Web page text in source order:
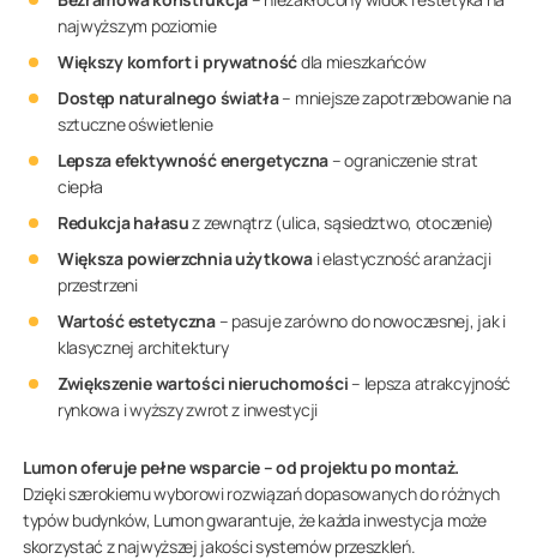
najwyższym poziomie
Większy komfort i prywatnośćdla mieszkańców
Dostęp naturalnego światła– mniejsze zapotrzebowanie na
sztuczne oświetlenie
Lepsza efektywność energetyczna– ograniczenie strat
ciepła
Redukcja hałasuz zewnątrz (ulica, sąsiedztwo, otoczenie)
Większa powierzchnia użytkowai elastyczność aranżacji
przestrzeni
Wartość estetyczna– pasuje zarówno do nowoczesnej, jak i
klasycznej architektury
Zwiększenie wartości nieruchomości– lepsza atrakcyjność
rynkowa i wyższy zwrot z inwestycji
Lumon oferuje pełne wsparcie – od projektu po montaż.
Dzięki szerokiemu wyborowi rozwiązań dopasowanych do różnych
typów budynków, Lumon gwarantuje, że każda inwestycja może
skorzystać z najwyższej jakości systemów przeszkleń.